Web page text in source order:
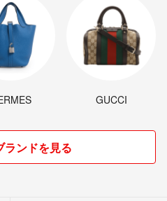
GUCCI
ランドを見る